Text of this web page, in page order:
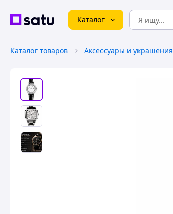
Каталог
Каталог товаров Аксессуары и украшения